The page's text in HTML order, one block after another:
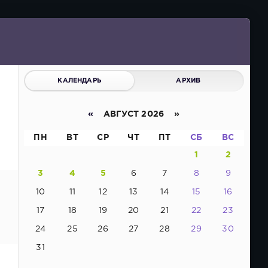
КАЛЕНДАРЬ АРХИВ
« АВГУСТ 2026 »
ПН ВТ СР ЧТ ПТ СБ ВС
1 2
3 4 5 6 7 8 9
10 11 12 13 14 15 16
17 18 19 20 21 22 23
24 25 26 27 28 29 30
31